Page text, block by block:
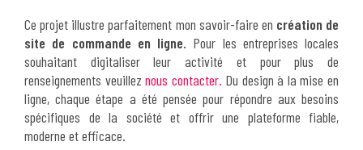
Ce projet illustre parfaitement mon savoir-faire en création de
site de commande en ligne. Pour les entreprises locales
souhaitant digitaliser leur activité et pour plus de
renseignements veuilleznous contacter. Du design à la mise en
ligne, chaque étape a été pensée pour répondre aux besoins
spécifiques de la société et offrir une plateforme fiable,
moderne et efficace.